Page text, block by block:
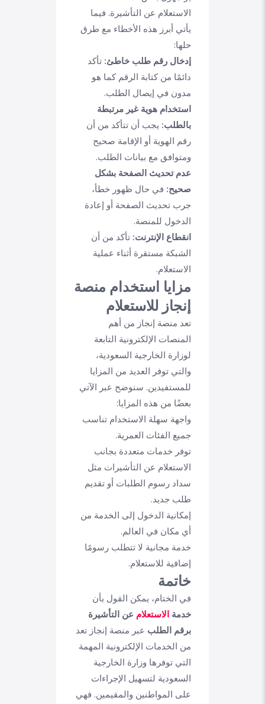
الاستعلام عن التأشيرة. فيما
يأتي أبرز هذه الأخطاء مع طرق
حلها:
إدخال رقم طلب خاطئ: تأكد
دائمًا من كتابة الرقم كما هو
مدون في إيصال الطلب.
استخدام هوية غير مرتبطة
بالطلب: يجب أن تتأكد من أن
رقم الهوية أو الإقامة صحيح
ومتوافق مع بيانات الطلب.
عدم تحديث الصفحة بشكل
صحيح: في حال ظهور خطأ،
جرب تحديث الصفحة أو إعادة
الدخول للمنصة.
انقطاع الإنترنت: تأكد من أن
الشبكة مستقرة أثناء عملية
الاستعلام.
مزايا استخدام منصة
إنجاز للاستعلام
تعد منصة إنجاز من أهم
المنصات الإلكترونية التابعة
لوزارة الخارجية السعودية،
والتي توفر العديد من المزايا
للمستفيدين. سنوضح عبر الآتي
بعضًا من هذه المزايا:
واجهة سهلة الاستخدام تناسب
جميع الفئات العمرية.
توفر خدمات متعددة بجانب
الاستعلام عن التأشيرات مثل
سداد رسوم الطلبات أو تقديم
طلب جديد.
إمكانية الدخول إلى الخدمة من
أي مكان في العالم.
خدمة مجانية لا تتطلب رسومًا
إضافية للاستعلام.
خاتمة
في الختام، يمكن القول بأن
خدمة الاستعلام عن التأشيرة
برقم الطلب عبر منصة إنجاز تعد
من الخدمات الإلكترونية المهمة
التي توفرها وزارة الخارجية
السعودية لتسهيل الإجراءات
على المواطنين والمقيمين. فهي